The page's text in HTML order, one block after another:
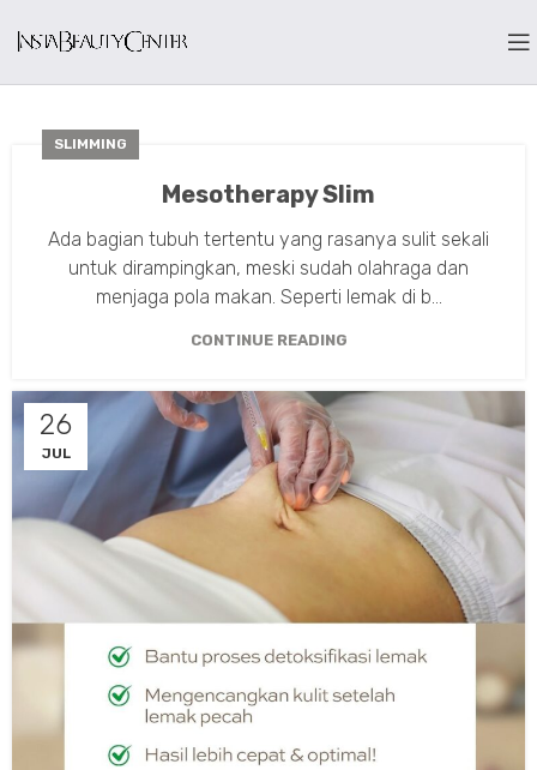
SLIMMING
Mesotherapy Slim
Ada bagian tubuh tertentu yang rasanya sulit sekali
untuk dirampingkan, meski sudah olahraga dan
menjaga pola makan. Seperti lemak di b...
CONTINUE READING
26
JUL